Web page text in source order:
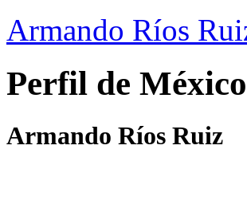
Armando Ríos
Perfil de México
Armando Ríos Ruiz